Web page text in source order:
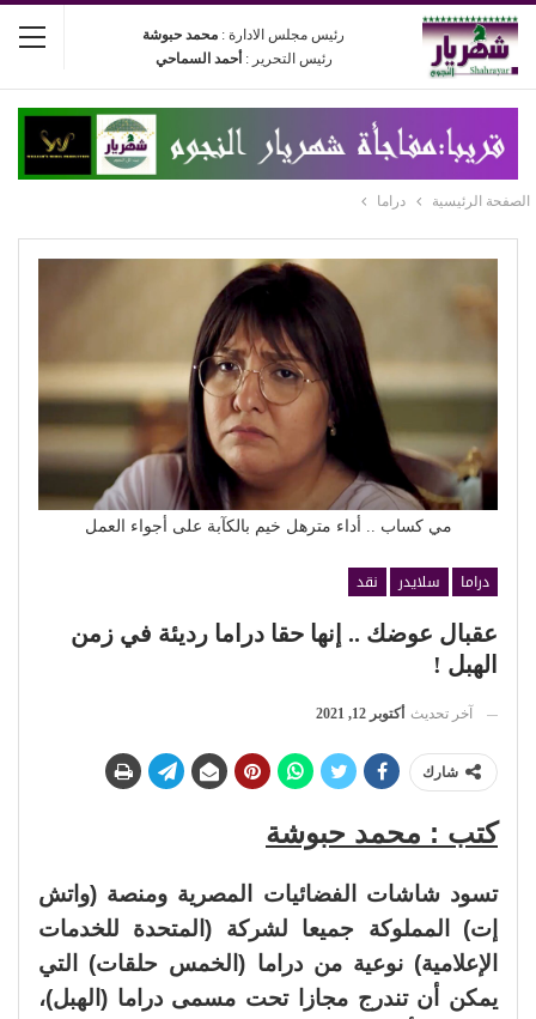
رئيس مجلس الادارة : محمد حبوشة
رئيس التحرير : أحمد السماحي
الصفحة الرئيسية دراما
مي كساب .. أداء مترهل خيم بالكآبة على أجواء العمل
دراما سلايدر
نقد
عقبال عوضك .. إنها حقا دراما رديئة في زمن
الهبل !
آخر تحديث أكتوبر 12, 2021
شارك
كتب : محمد حبوشة
تسود شاشات الفضائيات المصرية ومنصة (واتش
إت) المملوكة جميعا لشركة (المتحدة للخدمات
الإعلامية) نوعية من دراما (الخمس حلقات) التي
يمكن أن تندرج مجازا تحت مسمى دراما (الهبل)،